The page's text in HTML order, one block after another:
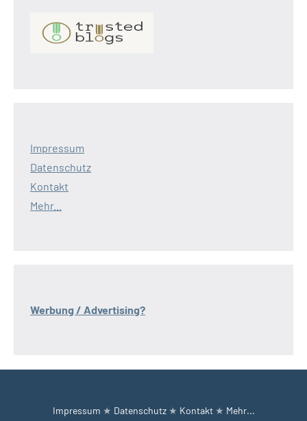
Impressum
Datenschutz
Kontakt
Mehr...
Werbung / Advertising?
Impressum ★ Datenschutz★ Kontakt★ Mehr...